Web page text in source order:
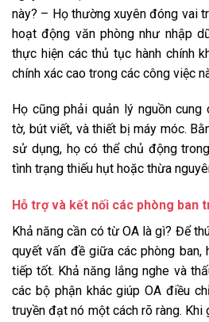
này? – Họ thường xuyên đóng vai
hoạt động văn phòng như nhập
thực hiện các thủ tục hành chính
chính xác cao trong các công việc
Họ cũng phải quản lý nguồn
tờ, bút viết, và thiết bị máy móc.
sử dụng, họ có thể chủ động
tình trạng thiếu hụt hoặc thừa
Hỗ trợ và kết nối các phòng ban
Khả năng cần có từ OA là gì? Để
quyết vấn đề giữa các phòng ban,
tiếp tốt. Khả năng lắng nghe và
các bộ phận khác giúp OA điều
truyền đạt nó một cách rõ ràng.